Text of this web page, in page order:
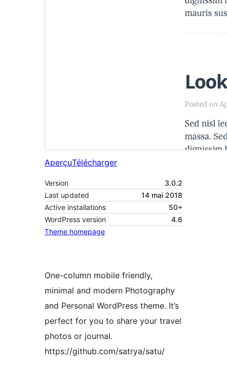
AperçuTélécharger
Version
3.0.2
Last updated
14 mai 2018
Active installations
50+
WordPress version
4.6
Theme homepage
One-column mobile friendly,
minimal and modern Photography
and Personal WordPress theme. It’s
perfect for you to share your travel
photos or journal.
https://github.com/satrya/satu/